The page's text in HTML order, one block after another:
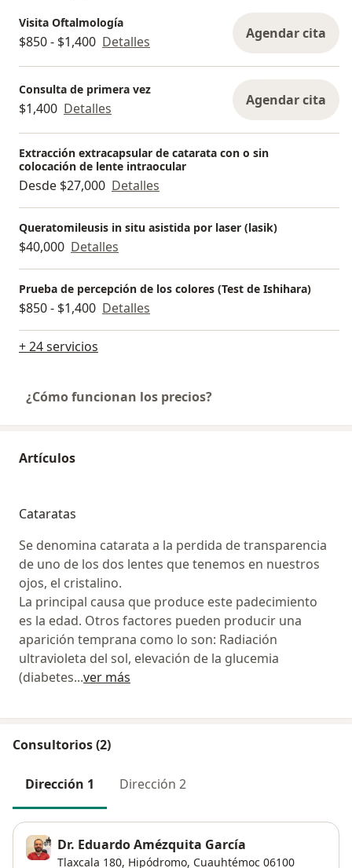
Visita Oftalmología
$850 - $1,400 Detalles Agendar cita
Consulta de primera vez
$1,400 Detalles Agendar cita
Extracción extracapsular de catarata con o sin
colocación de lente intraocular
Desde $27,000 Detalles
Queratomileusis in situ asistida por laser (lasik)
$40,000 Detalles
Prueba de percepción de los colores (Test de Ishihara)
$850 - $1,400 Detalles
+ 24 servicios
¿Cómo funcionan los precios?
Artículos
Cataratas
Se denomina catarata a la perdida de transparencia
de uno de los dos lentes que tenemos en nuestros
ojos, el cristalino.
La principal causa que produce este padecimiento
es la edad. Otros factores pueden producir una
aparición temprana como lo son: Radiación
ultravioleta del sol, elevación de la glucemia
(diabetes...ver más
Consultorios (2)
Dirección 1 Dirección 2
Dr. Eduardo Amézquita García
Tlaxcala 180, Hipódromo, Cuauhtémoc 06100